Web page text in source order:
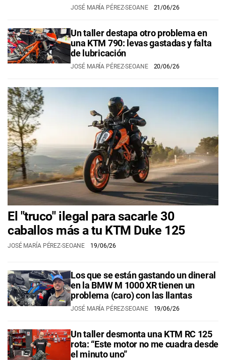
JOSÉ MARÍA PÉREZ-SEOANE 21/06/26
Un taller destapa otro problema en
una KTM 790: levas gastadas y falta
de lubricación
JOSÉ MARÍA PÉREZ-SEOANE 20/06/26
El "truco" ilegal para sacarle 30
caballos más a tu KTM Duke 125
JOSÉ MARÍA PÉREZ-SEOANE 19/06/26
Los que se están gastando un dineral
en la BMW M 1000 XR tienen un
problema (caro) con las llantas
JOSÉ MARÍA PÉREZ-SEOANE 19/06/26
Un taller desmonta una KTM RC 125
rota: “Este motor no me cuadra desde
el minuto uno”